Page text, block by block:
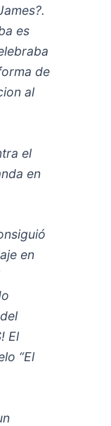
es
de
al
el
en
en
El
“El